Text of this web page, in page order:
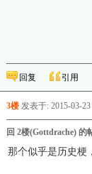
回复 引用
3楼 发表于: 2015-03-23
回 2楼(Gottdrache) 的
那个似乎是历史梗